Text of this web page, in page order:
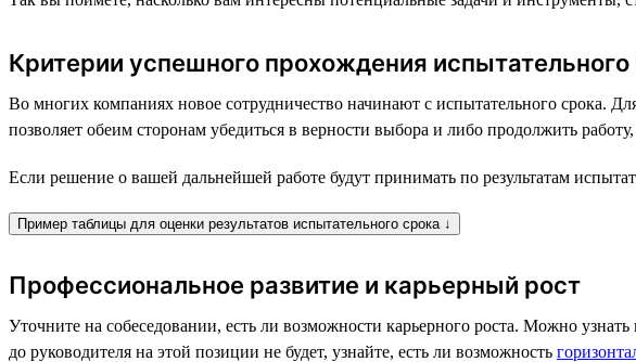
Критерии успешного прохождения испытательного
Во многих компаниях новое сотрудничество начинают с испытательного срока.
позволяет обеим сторонам убедиться в верности выбора и либо продолжить
Если решение о вашей дальнейшей работе будут принимать по результатам
Пример таблицы для оценки результатов испытательного срока ↓
Профессиональное развитие и карьерный рост
Уточните на собеседовании, есть ли возможности карьерного роста. Можно
до руководителя на этой позиции не будет, узнайте, есть ли возможность